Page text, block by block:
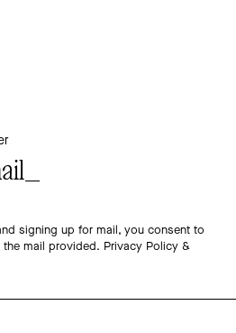
signing up for mail, you consent to
the mail provided. Privacy Policy &